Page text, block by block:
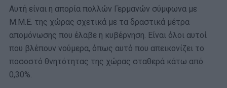
Αυτή είναι η απορία πολλών Γερμανών σύμφωνα με
Μ.Μ.Ε. της χώρας σχετικά με τα δραστικά μέτρα
απομόνωσης που έλαβε η κυβέρνηση. Είναι όλοι αυτοί
που βλέπουν νούμερα, όπως αυτό που απεικονίζει το
ποσοστό θνητότητας της χώρας σταθερά κάτω από
0,30%.